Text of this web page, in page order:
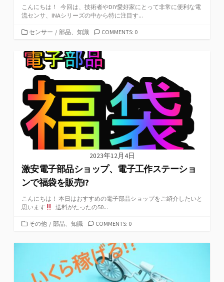
こんにちは！ 今回は、技術者やDIY愛好家にとって非常に便利な電
流センサ、INAシリーズの中から特に注目す...
カ
ゴ
リ
ー
センサー / 部品、知識 COMMENTS: 0
2023年12月4日
激安電子部品ショップ、電子工作ステーショ
ンで福袋を販売!?
こんにちは！ 本日はおすすめの電子部品ショップをご紹介したいと
思います
送料がたったの50...
カ
ゴ
その他 / 部品、知識 COMMENTS: 0